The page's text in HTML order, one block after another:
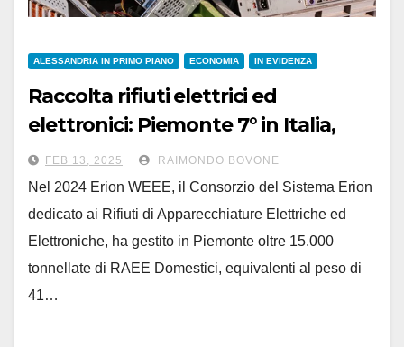
ALESSANDRIA IN PRIMO PIANO ECONOMIA IN EVIDENZA
Raccolta rifiuti elettrici ed
elettronici: Piemonte 7° in Italia,
Alessandria 3^ in regione
FEB 13, 2025 RAIMONDO BOVONE
Nel 2024 Erion WEEE, il Consorzio del Sistema Erion
dedicato ai Rifiuti di Apparecchiature Elettriche ed
Elettroniche, ha gestito in Piemonte oltre 15.000
tonnellate di RAEE Domestici, equivalenti al peso di
41…